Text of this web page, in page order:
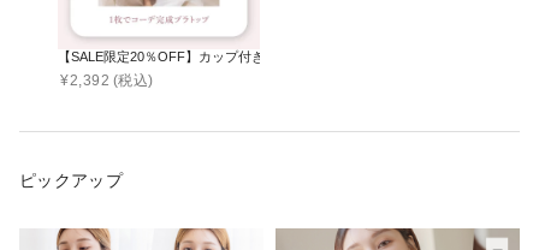
【SALE限定20％OFF】カップ付きリブタンクトップ スクエアネック型《
¥2,392 (税込)
ピックアップ